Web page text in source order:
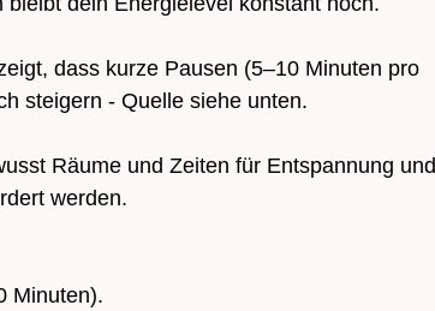
dass kurze Pausen (5–10 Minuten pro
steigern - Quelle siehe unten.
Räume und Zeiten für Entspannung und
werden.
Minuten).